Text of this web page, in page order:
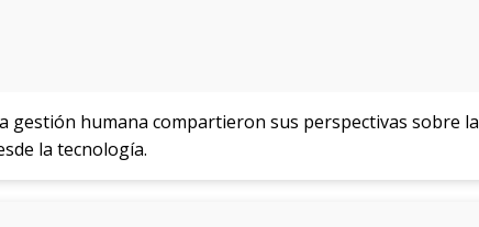
gestión humana compartieron sus perspectivas sobre la
la tecnología.